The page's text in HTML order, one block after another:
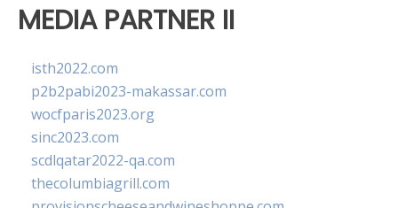
MEDIA PARTNER II
isth2022.com
p2b2pabi2023-makassar.com
wocfparis2023.org
sinc2023.com
scdlqatar2022-qa.com
thecolumbiagrill.com